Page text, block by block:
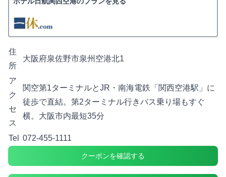
住
所
大阪府泉佐野市泉州空港北1
ア
ク
セ
ス
関空第1ターミナルとJR・南海電鉄「関西空港駅」に
徒歩で直結。第2ターミナル行きバス乗り場もすぐ
横。大阪市内最短35分
Tel 072-455-1111
クーポンを確認する